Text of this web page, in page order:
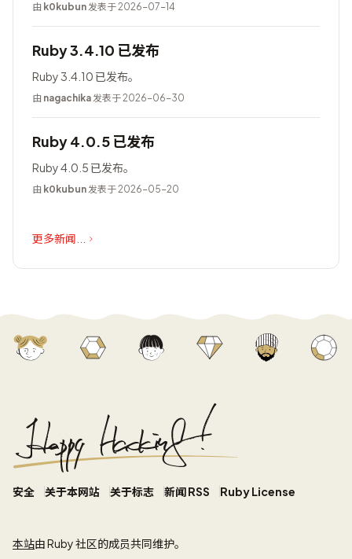
由 k0kubun发表于 2026-07-14
Ruby 3.4.10 已发布
Ruby 3.4.10 已发布。
由 nagachika发表于 2026-06-30
Ruby 4.0.5 已发布
Ruby 4.0.5 已发布。
由 k0kubun发表于 2026-05-20
更多新闻...
安全 关于本网站 关于标志 新闻 RSS Ruby License
本站由 Ruby 社区的成员共同维护。